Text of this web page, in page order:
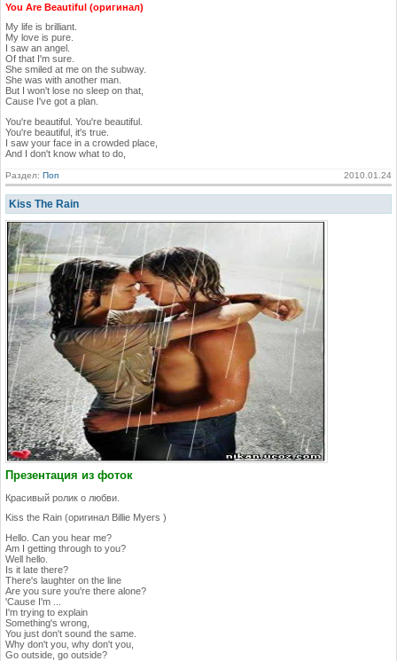
You Are Beautiful (оригинал)
My life is brilliant.
My love is pure.
I saw an angel.
Of that I'm sure.
She smiled at me on the subway.
She was with another man.
But I won't lose no sleep on that,
Cause I've got a plan.
You're beautiful. You're beautiful.
You're beautiful, it's true.
I saw your face in a crowded place,
And I don't know what to do,
Раздел: Поп 2010.01.24
Kiss The Rain
Презентация из фоток
Красивый ролик о любви.
Kiss the Rain (оригинал Billie Myers )
Hello. Can you hear me?
Am I getting through to you?
Well hello.
Is it late there?
There's laughter on the line
Are you sure you're there alone?
'Cause I'm ...
I'm trying to explain
Something's wrong,
You just don't sound the same.
Why don't you, why don't you,
Go outside, go outside?